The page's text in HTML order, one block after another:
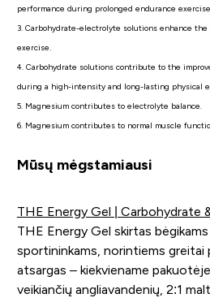
performance during prolonged endurance
3. Carbohydrate-electrolyte solutions enhance
exercise.
4. Carbohydrate solutions contribute to the
during a high-intensity and long-lasting physical
5. Magnesium contributes to electrolyte balance.
6. Magnesium contributes to normal muscle
Mūsų mėgstamiausi
THE Energy Gel | Carbohydrate
THE Energy Gel skirtas
sportininkams, norintiems greitai
atsargas – kiekviename
veikiančių angliavandenių, 2:1